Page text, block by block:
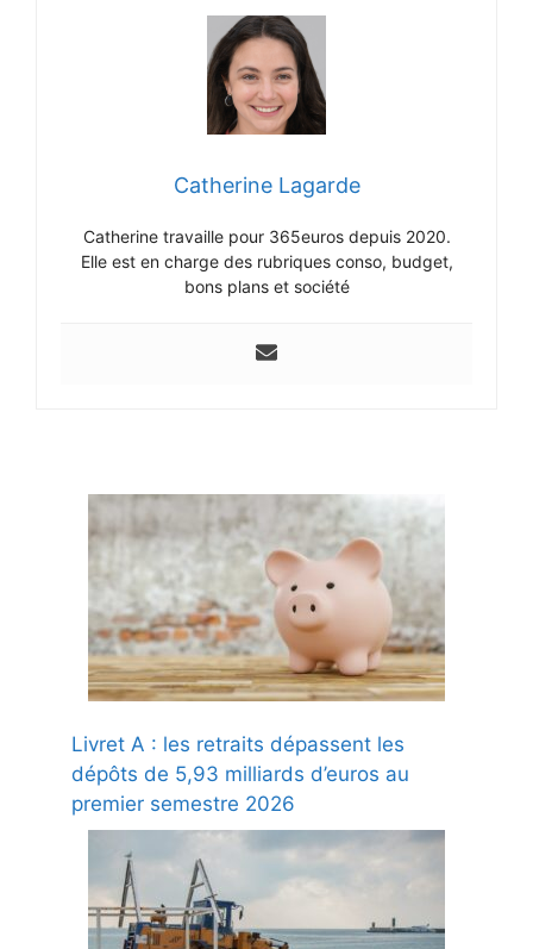
Catherine Lagarde
Catherine travaille pour 365euros depuis 2020.
Elle est en charge des rubriques conso, budget,
bons plans et société
Livret A : les retraits dépassent les
dépôts de 5,93 milliards d’euros au
premier semestre 2026